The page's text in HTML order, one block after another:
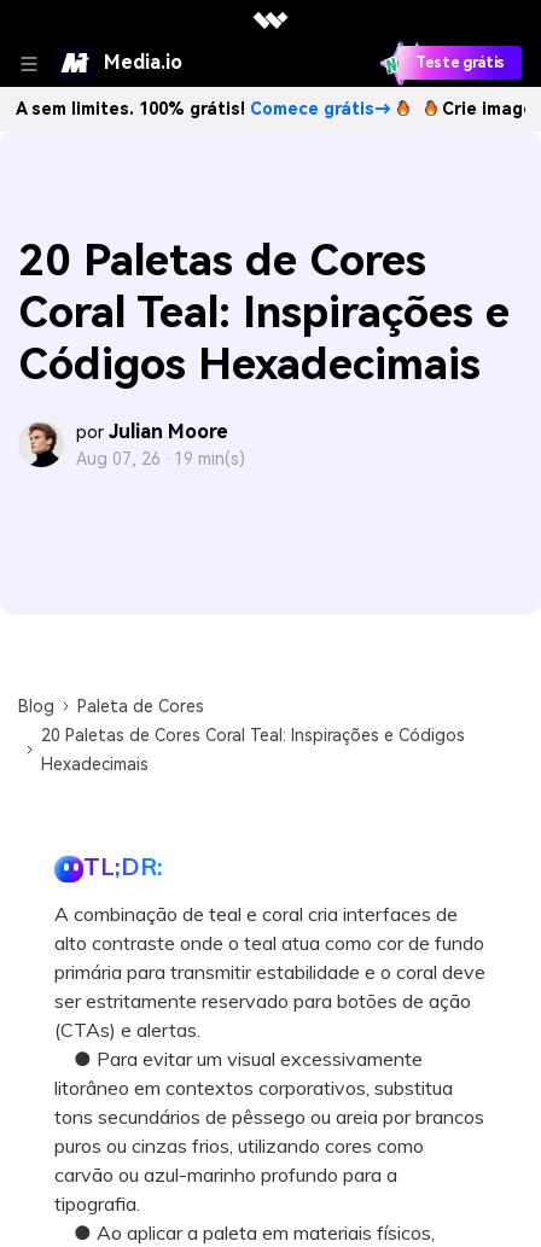
Media.io Teste grátis
limites. 100% grátis!Comece grátis→ Crie imagens com
20 Paletas de Cores
Coral Teal: Inspirações e
Códigos Hexadecimais
por Julian Moore
Aug 07, 26 · 19 min(s)
Blog
Paleta de Cores
20 Paletas de Cores Coral Teal: Inspirações e Códigos
Hexadecimais
TL;DR:
A combinação de teal e coral cria interfaces de
alto contraste onde o teal atua como cor de fundo
primária para transmitir estabilidade e o coral deve
ser estritamente reservado para botões de ação
(CTAs) e alertas.
● Para evitar um visual excessivamente
litorâneo em contextos corporativos, substitua
tons secundários de pêssego ou areia por brancos
puros ou cinzas frios, utilizando cores como
carvão ou azul-marinho profundo para a
tipografia.
● Ao aplicar a paleta em materiais físicos,